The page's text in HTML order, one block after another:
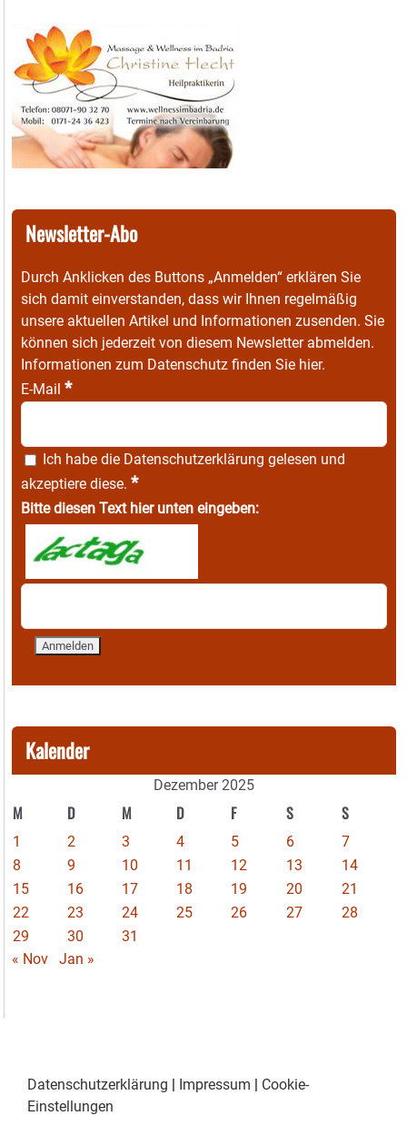
Newsletter-Abo
Durch Anklicken des Buttons „Anmelden“ erklären Sie
sich damit einverstanden, dass wir Ihnen regelmäßig
unsere aktuellen Artikel und Informationen zusenden. Sie
können sich jederzeit von diesem Newsletter abmelden.
Informationen zum Datenschutz finden Sie hier.
E-Mail *
Ich habe die Datenschutzerklärung gelesen und
akzeptiere diese. *
Bitte diesen Text hier unten eingeben:
Kalender
Dezember 2025
M D M D F S S
1 2 3 4 5 6
7
8
9 10 11 12 13
14
15
16 17 18 19 20
21
22
23 24 25 26 27
28
29
30
31
« Nov
Jan »
Datenschutzerklärung | Impressum | Cookie-
Einstellungen